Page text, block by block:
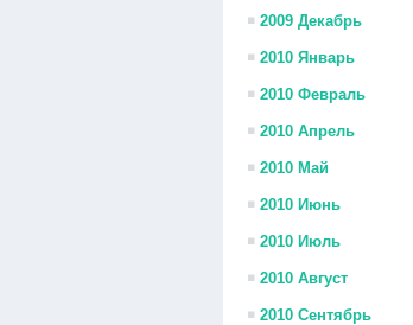
2009 Декабрь
2010 Январь
2010 Февраль
2010 Апрель
2010 Май
2010 Июнь
2010 Июль
2010 Август
2010 Сентябрь